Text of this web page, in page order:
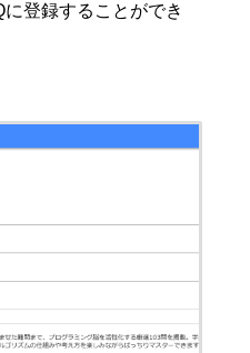
登録することができ